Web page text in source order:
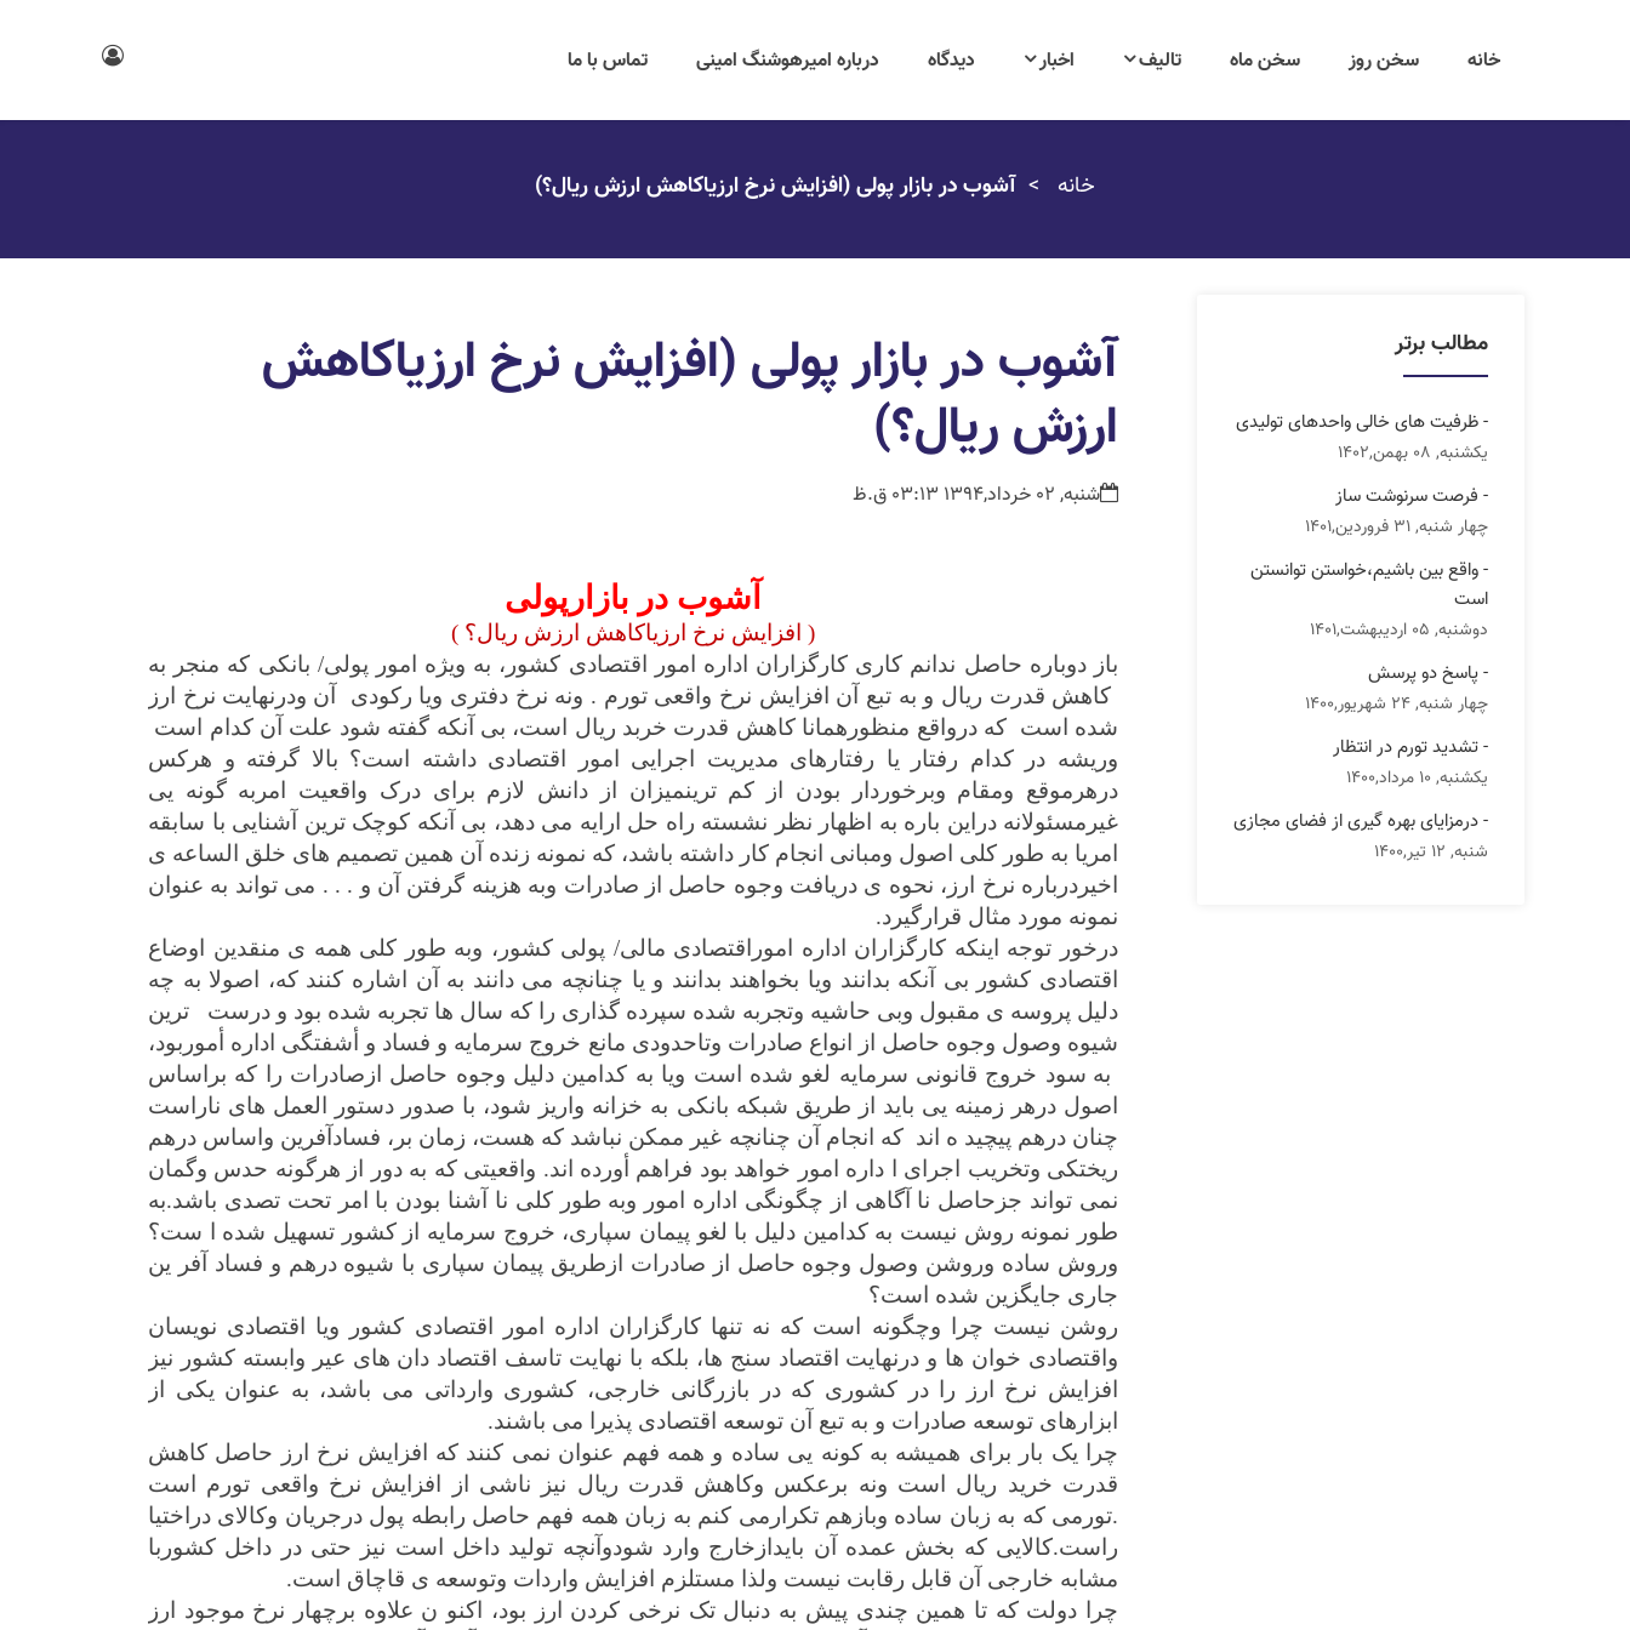
خانه سخن روز سخن ماه تالیف اخبار دیدگاه درباره امیرهوشنگ امینی تماس با ما
خانه آشوب در بازار پولی (افزایش نرخ ارزیاکاهش ارزش ریال؟)
آشوب در بازار پولی (افزایش نرخ ارزیاکاهش
ارزش ریال؟)
شنبه, 02 خرداد,1394 03:13 ق.ظ
آشوب در بازارپولی
( افزایش نرخ ارزیاکاهش ارزش ریال؟ )
باز دوباره حاصل ندانم کاری کارگزاران اداره امور اقتصادی کشور، به ویژه امور پولی/ بانکی که منجر به
کاهش قدرت ریال و به تبع آن افزایش نرخ واقعی تورم . ونه نرخ دفتری ویا رکودی
آن ودرنهایت نرخ ارز
شده است که درواقع منظورهمانا کاهش قدرت خربد ریال است، بی آنکه گفته شود علت آن کدام است
وریشه در کدام رفتار یا رفتارهای مدیریت اجرایی امور اقتصادی داشته است؟ بالا گرفته و هرکس
درهرموقع ومقام وبرخوردار بودن از کم ترینمیزان از دانش لازم برای درک واقعیت امربه گونه یی
غیرمسئولانه دراین باره به اظهار نظر نشسته راه حل ارایه می دهد، بی آنکه کوچک ترین آشنایی با سابقه
امریا به طور کلی اصول ومبانی انجام کار داشته باشد، که نمونه زنده آن همین تصمیم های خلق الساعه ی
اخیردرباره نرخ ارز، نحوه ی دریافت وجوه حاصل از صادرات وبه هزینه گرفتن آن و . . . می تواند به عنوان
نمونه مورد مثال قرارگیرد.
درخور توجه اینکه کارگزاران اداره اموراقتصادی مالی/ پولی کشور، وبه طور کلی همه‌ ی منقدین اوضاع
اقتصادی کشور بی آنکه بدانند ویا بخواهند بدانند و یا چنانچه می دانند به آن اشاره کنند که، اصولا به چه
دلیل پروسه ی مقبول وبی حاشیه وتجربه شده سپرده گذاری را که سال ها تجربه شده بود و درست
ترین
شیوه وصول وجوه حاصل از انواع صادرات وتاحدودى مانع خروج سرمایه و فساد و أشفتگى اداره أموربود،
به سود خروج قانونی سرمایه لغو شده است ویا به کدامین دلیل وجوه حاصل ازصادرات را که براساس
اصول درهر زمینه یی باید از طریق شبکه بانکی به خزانه واریز شود، با صدور دستور العمل های ناراست
چنان درهم پیچید ه اند که انجام آن چنانچه غیر ممکن نباشد که هست، زمان بر، فسادآفرین واساس درهم
ریختکی وتخریب اجرای ا داره امور خواهد بود فراهم أورده اند. واقعیتی که به دور از هرگونه حدس وگمان
نمی تواند جزحاصل نا آگاهی از چگونگی اداره امور وبه طور کلی نا آشنا بودن با امر تحت تصدی باشد.به
طور نمونه روش نیست به کدامین دلیل با لغو پیمان سپاری، خر‌وج سرمایه از کشور تسهیل شده ا ست؟
وروش ساده وروشن وصول وجوه حاصل از صادرات ازطریق پیمان سپاری با شیوه درهم و فساد آفر ین
جاری جایگزین شده است؟
روشن نیست چرا وچگونه است که نه تنها کارگزاران اداره امور اقتصادی کشور ویا اقتصادی نویسان
واقتصادی خوان ها و درنهایت اقتصاد سنج ها، بلکه با نهایت تاسف اقتصاد دان های عیر وابسته کشور نیز
افزایش نرخ ارز را در کشوری که در بازرگانی خارجی، کشوری وارداتی می باشد، به عنوان یکی از
ابزارهای توسعه صادرات و به تبع آن توسعه اقتصادی پذیرا می باشند.
چرا یک بار برای همیشه به کونه یی ساده و همه فهم عنوان نمی کنند که افزایش نرخ ارز حاصل کاهش
قدرت خرید ریال است ونه برعکس وکاهش قدرت ریال نیز ناشی از افزایش نرخ واقعی تورم است
.تورمی که به زبان ساده وبازهم تکرارمی کنم به زبان همه فهم حاصل رابطه پول درجریان وکالای دراختیا
راست.کالایی که بخش عمده آن بایدازخارج وارد شود‌وآنچه تولید داخل است نیز حتی در داخل کشوربا
مشابه خارجی آن قابل رقابت نیست ولذا مستلزم افزایش واردات وتوسعه ی قاچاق است.
چرا دولت که تا همین چندی پیش به دنبال تک نرخی کردن ارز بود، اکنو ن علاوه برچهار نرخ موجود ارز
مطالب برتر
- ظرفیت های خالی واحدهای تولیدی
یکشنبه, 08 بهمن,1402
- فرصت سرنوشت ساز
چهار شنبه, 31 فروردین,1401
- واقع بین باشیم،خواستن توانستن
است
دوشنبه, 05 اردیبهشت,1401
- پاسخ دو پرسش
چهار شنبه, 24 شهریور,1400
- تشدید تورم در انتظار
یکشنبه, 10 مرداد,1400
- درمزایای بهره گیری از فضای مجازی
شنبه, 12 تیر,1400